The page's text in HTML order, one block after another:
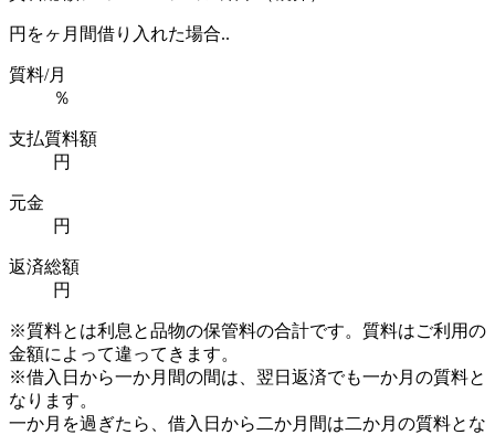
円をヶ月間借り入れた場合..
質料/月
％
支払質料額
円
元金
円
返済総額
円
※質料とは利息と品物の保管料の合計です。質料はご利用の
金額によって違ってきます。
※借入日から一か月間の間は、翌日返済でも一か月の質料と
なります。
一か月を過ぎたら、借入日から二か月間は二か月の質料とな